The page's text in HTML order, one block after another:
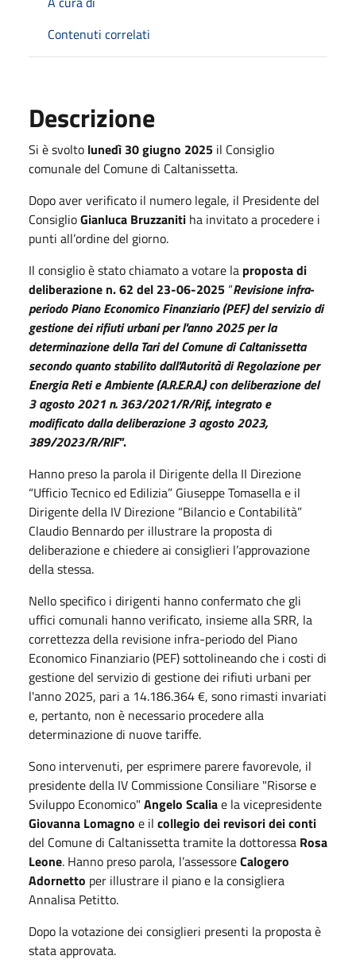
Contenuti correlati
Descrizione
Si è svolto lunedì 30 giugno 2025 il Consiglio
comunale del Comune di Caltanissetta.
Dopo aver verificato il numero legale, il Presidente del
ConsiglioGianluca Bruzzaniti ha invitato a procedere i
punti all’ordine del giorno.
Il consiglio è stato chiamato a votare la proposta di
deliberazione n. 62 del 23-06-2025 “Revisione infra-
periodo Piano Economico Finanziario (PEF) del servizio di
gestione dei rifiuti urbani per l'anno 2025 per la
determinazione della Tari del Comune di Caltanissetta
secondo quanto stabilito dall'Autorità di Regolazione per
Energia Reti e Ambiente (A.R.E.R.A.) con deliberazione del
3 agosto 2021 n. 363/2021/R/Rif., integrato e
modificato dalla deliberazione 3 agosto 2023,
389/2023/R/RIF”.
Hanno preso la parola il Dirigente della II Direzione
“Ufficio Tecnico ed Edilizia” Giuseppe Tomasella e il
Dirigente della IV Direzione “Bilancio e Contabilità”
Claudio Bennardo per illustrare la proposta di
deliberazione e chiedere ai consiglieri l’approvazione
della stessa.
Nello specifico i dirigenti hanno confermato che gli
uffici comunali hanno verificato, insieme alla SRR, la
correttezza della revisione infra-periodo del Piano
Economico Finanziario (PEF) sottolineando che i costi di
gestione del servizio di gestione dei rifiuti urbani per
l'anno 2025, pari a 14.186.364 €, sono rimasti invariati
e, pertanto, non è necessario procedere alla
determinazione di nuove tariffe.
Sono intervenuti, per esprimere parere favorevole, il
presidente della IV Commissione Consiliare "Risorse e
Sviluppo Economico" Angelo Scaliae la vicepresidente
Giovanna Lomagno e il collegio dei revisori dei conti
del Comune di Caltanissetta tramite la dottoressa Rosa
Leone. Hanno preso parola, l’assessoreCalogero
Adornetto per illustrare il piano e la consigliera
Annalisa Petitto.
Dopo la votazione dei consiglieri presenti la proposta è
stata approvata.